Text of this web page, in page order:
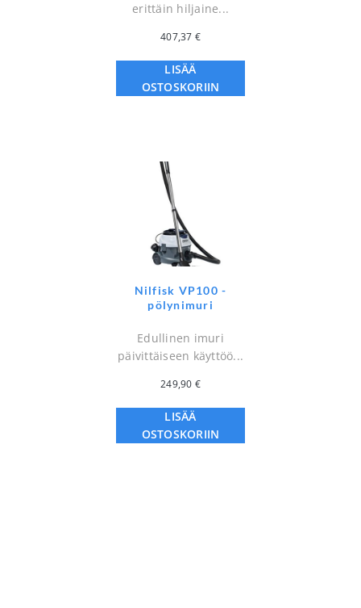
erittäin hiljaine...
407,37 €
LISÄÄ
OSTOSKORIIN
Nilfisk VP100 -
pölynimuri
Edullinen imuri
päivittäiseen käyttöö...
249,90 €
LISÄÄ
OSTOSKORIIN